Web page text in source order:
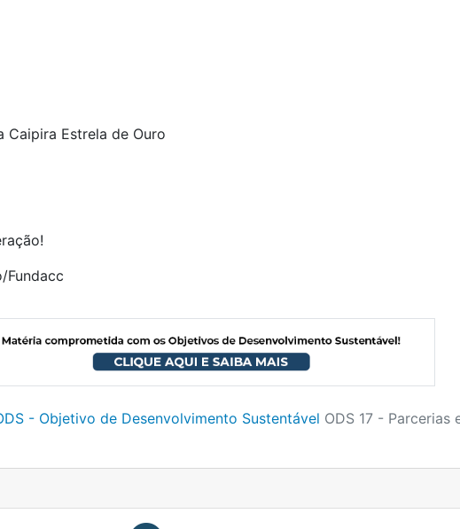
Caipira Estrela de Ouro
Fundacc
- Objetivo de Desenvolvimento Sustentável ODS 17 - Parcerias